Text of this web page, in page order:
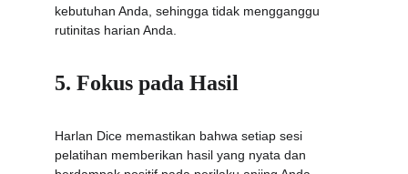
kebutuhan Anda, sehingga tidak mengganggu
rutinitas harian Anda.
5. Fokus pada Hasil
Harlan Dice memastikan bahwa setiap sesi
pelatihan memberikan hasil yang nyata dan